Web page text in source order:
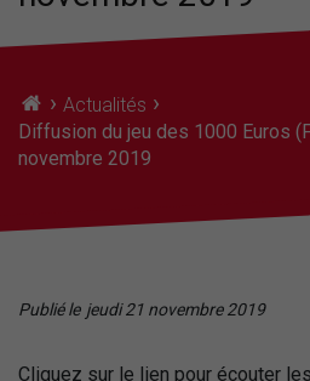
› Actualités ›
Diffusion du jeu des 1000 Euros
novembre 2019
Publié le jeudi 21 novembre 2019
Cliquez sur le lien pour écouter